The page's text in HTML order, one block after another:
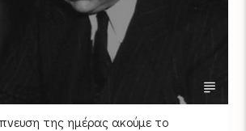
της ημέρας ακούμε το